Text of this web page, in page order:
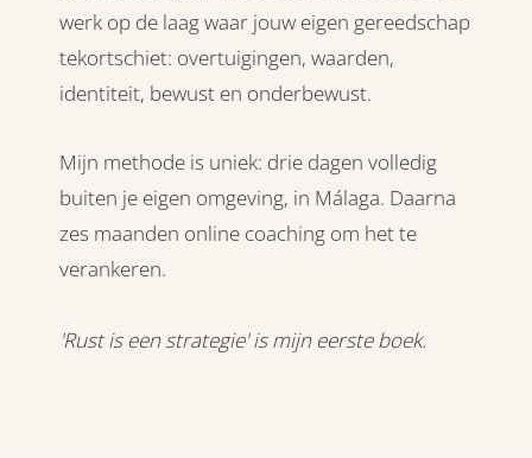
werk op de laag waar jouw eigen gereedschap
tekortschiet: overtuigingen, waarden,
identiteit, bewust en onderbewust.
Mijn methode is uniek: drie dagen volledig
buiten je eigen omgeving, in Málaga. Daarna
zes maanden online coaching om het te
verankeren.
'Rust is een strategie' is mijn eerste boek.